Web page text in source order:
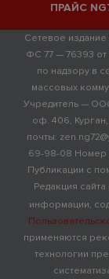
ПРАЙС
Сетевое
ФС 77 — 76393 от
по надзору в
массовых
Учредитель —
оф. 406,
почты:
69-98-08 Номер
Публикации с
Редакция
информации,
применяются
технологии